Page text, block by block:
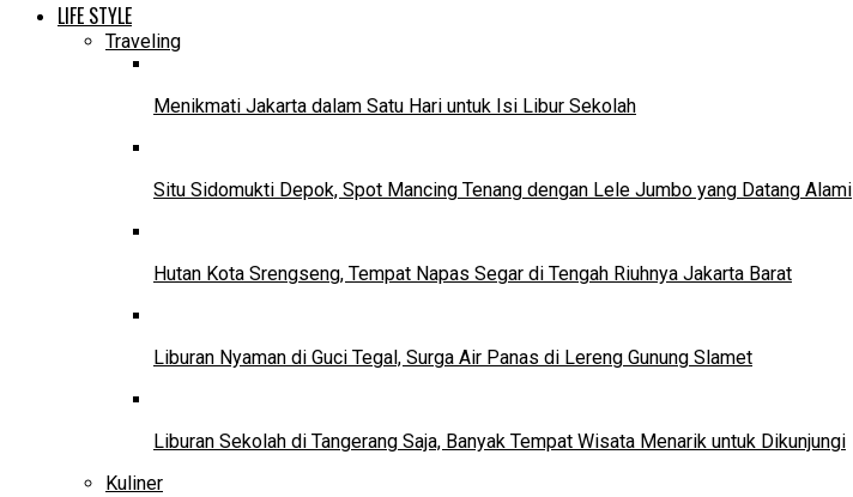
LIFE STYLE
Traveling
Menikmati Jakarta dalam Satu Hari untuk Isi Libur Sekolah
Situ Sidomukti Depok, Spot Mancing Tenang dengan Lele Jumbo yang Datang Alami
Hutan Kota Srengseng, Tempat Napas Segar di Tengah Riuhnya Jakarta Barat
Liburan Nyaman di Guci Tegal, Surga Air Panas di Lereng Gunung Slamet
Liburan Sekolah di Tangerang Saja, Banyak Tempat Wisata Menarik untuk Dikunjungi
Kuliner